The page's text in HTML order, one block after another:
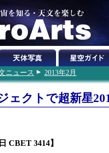
ニュース 2013年2月
ェクトで超新星
CBET 3414】